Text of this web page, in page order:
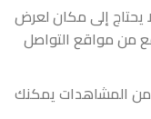
إلى مكان لعرض
من مواقع التواصل
من المشاهدات يمكنك